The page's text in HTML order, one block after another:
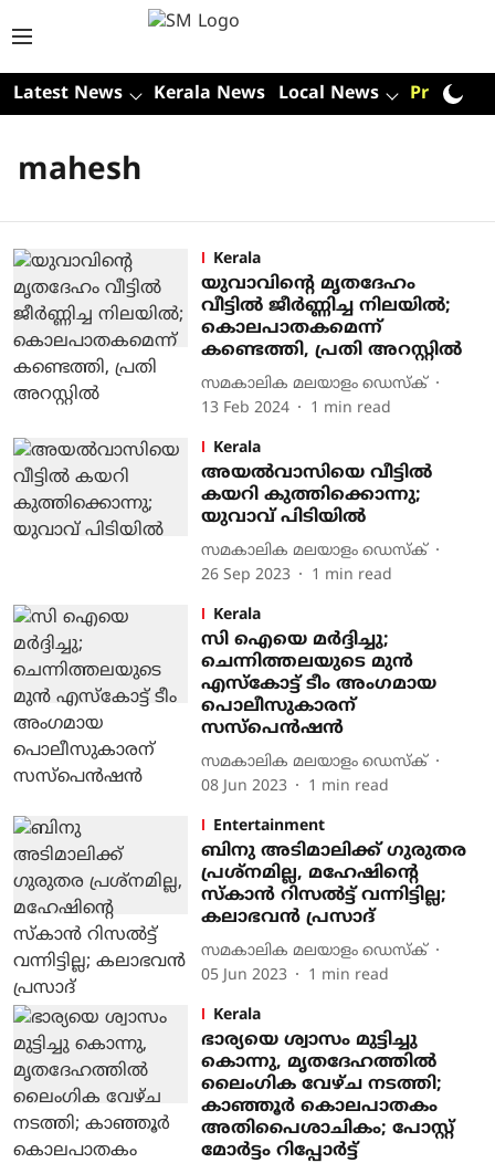
Latest News Kerala News Local News Premium
mahesh
Kerala
യുവാവിന്റെ മൃതദേഹം
വീട്ടില്‍ ജീര്‍ണ്ണിച്ച നിലയില്‍;
കൊലപാതകമെന്ന്
കണ്ടെത്തി, പ്രതി അറസ്റ്റില്‍
സമകാലിക മലയാളം ഡെസ്ക്
13 Feb 2024
1 min read
Kerala
അയൽവാസിയെ വീട്ടിൽ
കയറി കുത്തിക്കൊന്നു;
യുവാവ് പിടിയിൽ
സമകാലിക മലയാളം ഡെസ്ക്
26 Sep 2023
1 min read
Kerala
സി ഐയെ മർദ്ദിച്ചു;
ചെന്നിത്തലയുടെ മുൻ
എസ്കോട്ട് ടീം അംഗമായ
പൊലീസുകാരന്
സസ്‌പെൻഷൻ
സമകാലിക മലയാളം ഡെസ്ക്
08 Jun 2023
1 min read
Entertainment
ബിനു അടിമാലിക്ക് ​ഗുരുതര
പ്രശ്നമില്ല, മഹേഷിന്റെ
സ്കാൻ റിസൽട്ട് വന്നിട്ടില്ല;
കലാഭവൻ പ്രസാദ്
സമകാലിക മലയാളം ഡെസ്ക്
05 Jun 2023
1 min read
Kerala
ഭാര്യയെ ശ്വാസം മുട്ടിച്ചു
കൊന്നു, മൃതദേഹത്തില്‍
ലൈംഗിക വേഴ്ച നടത്തി;
കാഞ്ഞൂര്‍ കൊലപാതകം
അതിപൈശാചികം; പോസ്റ്റ്
മോര്‍ട്ടം റിപ്പോര്‍ട്ട്